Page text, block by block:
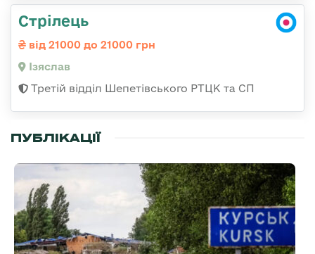
Стрілець
від 21000 до 21000 грн
Ізяслав
Третій відділ Шепетівського РТЦК та СП
ПУБЛІКАЦІЇ